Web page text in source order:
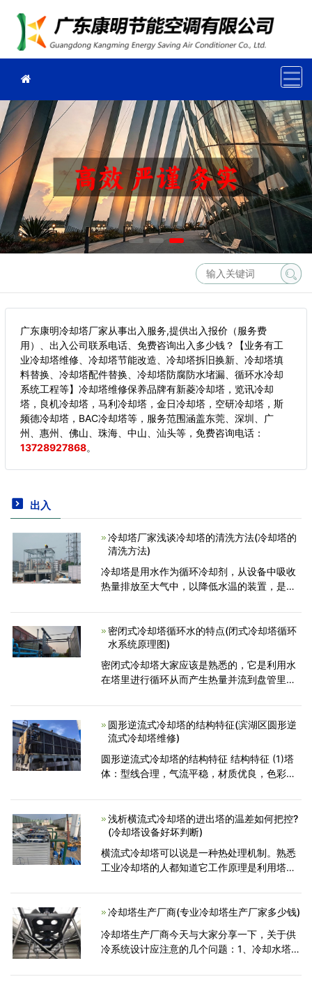
广东康明冷却塔厂家从事出入服务,提供出入报价（服务费
用）、出入公司联系电话、免费咨询出入多少钱？【业务有工
业冷却塔维修、冷却塔节能改造、冷却塔拆旧换新、冷却塔填
料替换、冷却塔配件替换、冷却塔防腐防水堵漏、循环水冷却
系统工程等】冷却塔维修保养品牌有新菱冷却塔，览讯冷却
塔，良机冷却塔，马利冷却塔，金日冷却塔，空研冷却塔，斯
频德冷却塔，BAC冷却塔等，服务范围涵盖东莞、深圳、广
州、惠州、佛山、珠海、中山、汕头等， 免费咨询电话：
13728927868。
出入
冷却塔厂家浅谈冷却塔的清洗方法(冷却塔的
清洗方法)
冷却塔是用水作为循环冷却剂，从设备中吸收
热量排放至大气中，以降低水温的装置，是利
汽，蒸汽挥发带走热量达到蒸发散热、对流传
热和辐射传热等原理来
密闭式冷却塔循环水的特点(闭式冷却塔循环
水系统原理图)
密闭式冷却塔大家应该是熟悉的，它是利用水
在塔里进行循环从而产生热量并流到盘管里
呢？下面为大家做个简单的介绍。 密闭式
冷却塔是利用水的
圆形逆流式冷却塔的结构特征(滨湖区圆形逆
流式冷却塔维修)
圆形逆流式冷却塔的结构特征 结构特征 (1)塔
体：型线合理，气流平稳，材质优良，色彩鲜
化，强度高，重量轻，耐腐蚀。下塔体按订货
要求，可配有溢水、排污、自动给
浅析横流式冷却塔的进出塔的温差如何把控?
(冷却塔设备好坏判断)
横流式冷却塔可以说是一种热处理机制。熟悉
工业冷却塔的人都知道它工作原理是利用塔中
吸收在工业生产过程中产生的废热，接触大气
后将这些热量散
冷却塔生产厂商(专业冷却塔生产厂家多少钱)
冷却塔生产厂商今天与大家分享一下，关于供
冷系统设计应注意的几个问题：1、冷却水塔供
供冷时长。假定经计算确认此刻空调末端所需